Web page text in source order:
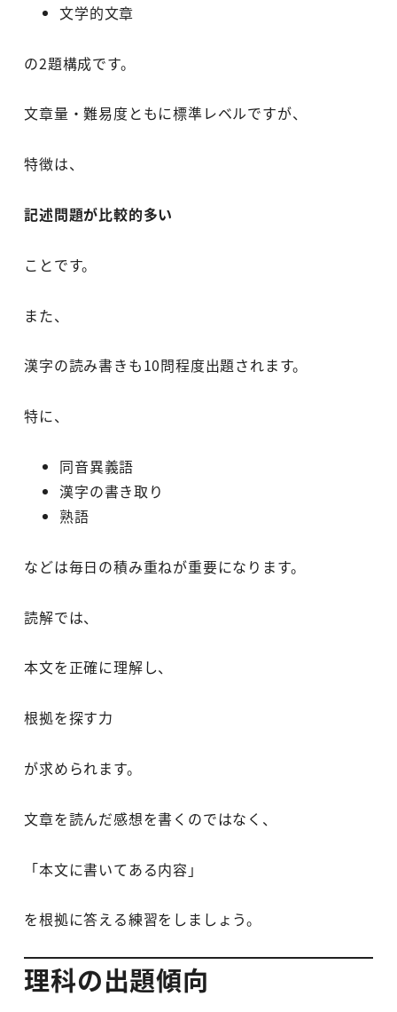
文学的文章
の2題構成です。
文章量・難易度ともに標準レベルですが、
特徴は、
記述問題が比較的多い
ことです。
また、
漢字の読み書きも10問程度出題されます。
特に、
同音異義語
漢字の書き取り
熟語
などは毎日の積み重ねが重要になります。
読解では、
本文を正確に理解し、
根拠を探す力
が求められます。
文章を読んだ感想を書くのではなく、
「本文に書いてある内容」
を根拠に答える練習をしましょう。
理科の出題傾向